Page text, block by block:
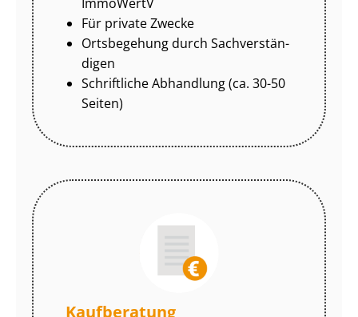
Für private Zwecke
Ortsbegehung durch Sach­ver­stän­
di­gen
Schriftliche Abhandlung (ca. 30-50
Seiten)
Kaufberatung